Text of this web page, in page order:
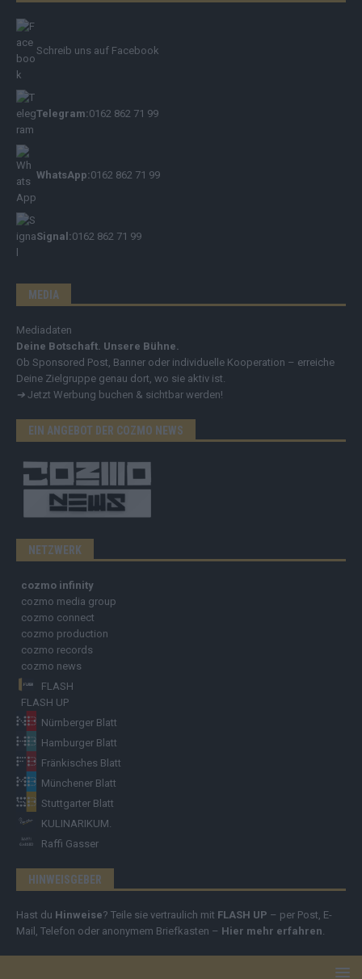
Schreib uns auf Facebook
Telegram:0162 862 71 99
WhatsApp:0162 862 71 99
Signal:0162 862 71 99
MEDIA
Mediadaten
Deine Botschaft. Unsere Bühne.
Ob Sponsored Post, Banner oder individuelle Kooperation – erreiche
Deine Zielgruppe genau dort, wo sie aktiv ist.
➔ Jetzt Werbung buchen & sichtbar werden!
EIN ANGEBOT DER COZMO NEWS
NETZWERK
cozmo infinity
cozmo media group
cozmo connect
cozmo production
cozmo records
cozmo news
FLASH
FLASH UP
Nürnberger Blatt
Hamburger Blatt
Fränkisches Blatt
Münchener Blatt
Stuttgarter Blatt
KULINARIKUM.
Raffi Gasser
HINWEISGEBER
Hast du Hinweise? Teile sie vertraulich mit FLASH UP – per Post, E-
Mail, Telefon oder anonymem Briefkasten – Hier mehr erfahren.